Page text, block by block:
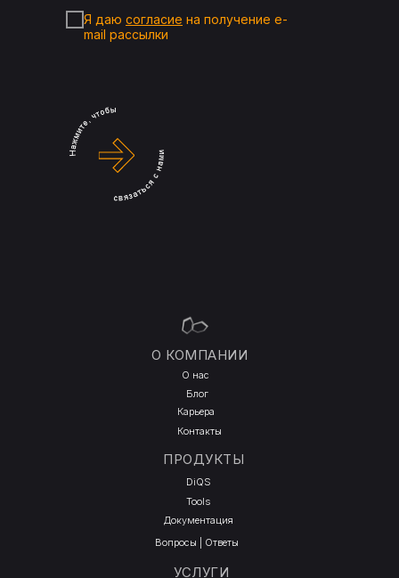
Я даю согласие на получение e-
mail рассылки
.
О КОМПАНИИ
О нас
УСЛУГИ
Блог
Карьера
Контакты
DiQS
Tools
ПРОДУКТЫ
Документация
Вопросы | Ответы